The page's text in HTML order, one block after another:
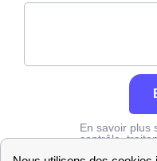
En savoir plus
contrôle,